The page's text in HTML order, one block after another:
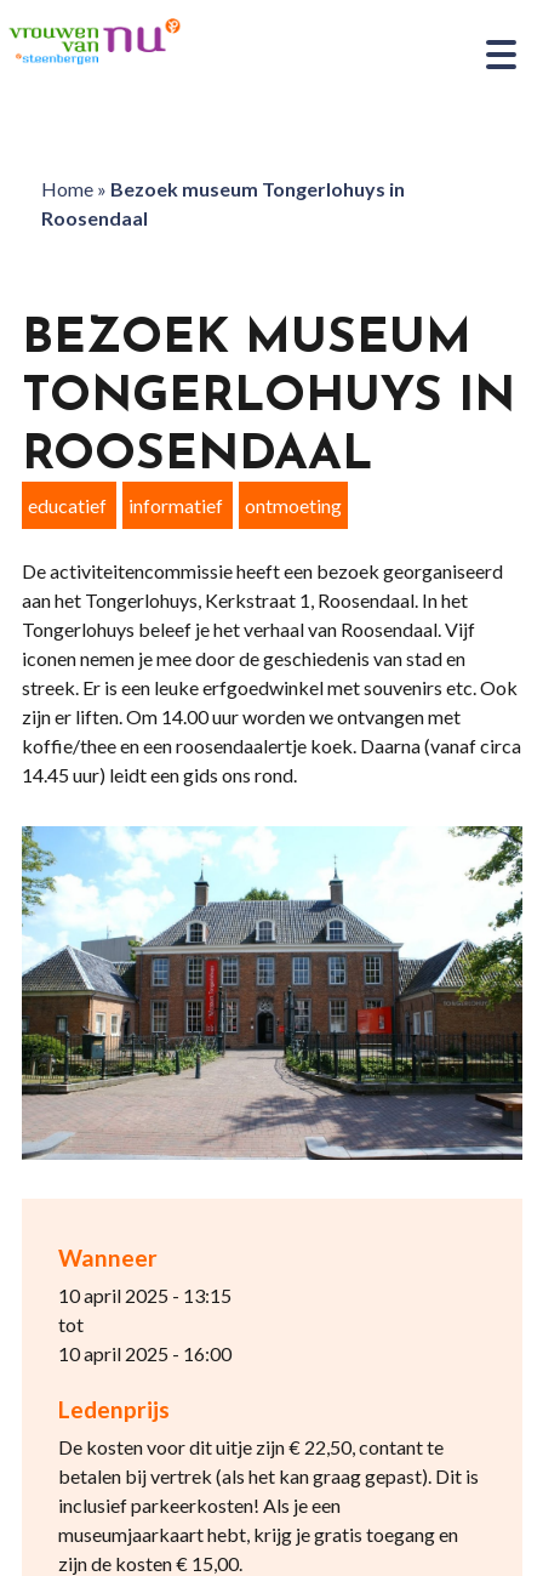
Home» Bezoek museum Tongerlohuys in
Roosendaal
Wanneer
10 april 2025 - 13:15
tot
10 april 2025 - 16:00
Ledenprijs
De kosten voor dit uitje zijn € 22,50, contant te
betalen bij vertrek (als het kan graag gepast). Dit is
inclusief parkeerkosten! Als je een
museumjaarkaart hebt, krijg je gratis toegang en
zijn de kosten € 15,00.
BEZOEK MUSEUM
TONGERLOHUYS IN
ROOSENDAAL
educatief informatief ontmoeting
De activiteitencommissie heeft een bezoek georganiseerd
aan het Tongerlohuys, Kerkstraat 1, Roosendaal. In het
Tongerlohuys beleef je het verhaal van Roosendaal. Vijf
iconen nemen je mee door de geschiedenis van stad en
streek. Er is een leuke erfgoedwinkel met souvenirs etc. Ook
zijn er liften. Om 14.00 uur worden we ontvangen met
koffie/thee en een roosendaalertje koek. Daarna (vanaf circa
14.45 uur) leidt een gids ons rond.